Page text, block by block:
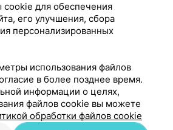
cookie для обеспечения
его улучшения, сбора
персонализированных
использования файлов
в более позднее время.
информации о целях,
файлов cookie вы можете
обработки файлов cookie